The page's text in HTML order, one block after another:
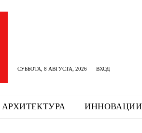
СУББОТА, 8 АВГУСТА, 2026 ВХОД
АРХИТЕКТУРА ИННОВАЦИИ